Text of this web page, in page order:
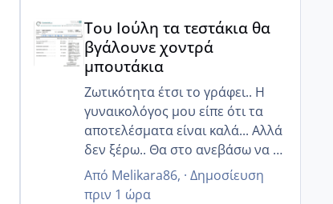
Του Ιούλη τα τεστάκια θα
βγάλουνε χοντρά
μπουτάκια
Ζωτικότητα έτσι το γράφει.. Η
γυναικολόγος μου είπε ότι τα
αποτελέσματα είναι καλά... Αλλά
δεν ξέρω.. Θα στο ανεβάσω να το
δεις κ εσύ
Από Melikara86, · Δημοσίευση
πριν 1 ώρα